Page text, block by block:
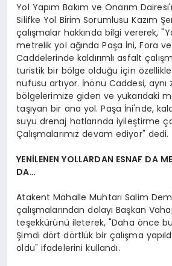
Yol Yapım Bakım ve Onarım
Silifke Yol Birim Sorumlusu Kazım
çalışmalar hakkında bilgi vererek,
metrelik yol ağında Paşa İni, Fora
Caddelerinde kaldırımlı asfalt
turistik bir bölge olduğu için özellikle
nüfusu artıyor. İnönü Caddesi, aynı
bölgelerimize giden ve yukarıdaki
taşıyan bir ana yol. Paşa İni'nde,
suyu drenaj hatlarında iyileştirme
Çalışmalarımız devam ediyor" dedi.
YENİLENEN YOLLARDAN ESNAF DA
DA…
Atakent Mahalle Muhtarı Salim
çalışmalarından dolayı Başkan
teşekkürünü ileterek, "Daha önce
Şimdi dört dörtlük bir çalışma
oldu" ifadelerini kullandı.